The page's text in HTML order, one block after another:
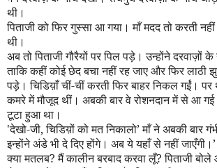
थी।
पिताजी को फिर गुस्सा आ गया। माँ मदद तो करती
थी।
अब तो पिताजी गौरैयों पर पिल पड़े। उन्होंने दरवाज़ों
ताकि कहीं कोई छेद बचा नहीं रह जाए और फिर लाठी
पड़े। चिडिय़ाँ चीं-चीं करती फिर बाहर निकल गईं। पर
कमरे में मौजूद थीं। अबकी बार वे रोशनदान में से आ गई
टूटा हुआ था।
'देखो-जी,चिडिय़ों को मत निकालो’माँ ने अबकी बार
इन्होंने अंडे भी दे दिए होंगे। अब ये यहाँ से नहीं जाएँगी।’
क्या मतलब?मैं कालीन बरबाद करवा लूँ?पिताजी